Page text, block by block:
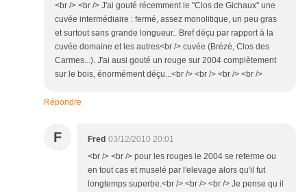
<br /> <br /> J'ai gouté récemment le "Clos de Gichaux" une
cuvée intermédiaire : fermé, assez monolitique, un peu gras
et surtout sans grande longueur.. Bref déçu par rapport à la
cuvée domaine et les autres<br /> cuvée (Brézé, Clos des
Carmes...). J'ai ausi gouté un rouge sur 2004 complètement
sur le bois, énormément déçu...<br /> <br /> <br /> <br />
Répondre
F Fred 03/12/2010 20:01
<br /> <br /> pour les rouges le 2004 se referme ou
en tout cas et muselé par l'elevage alors qu'il fut
longtemps superbe.<br /> <br /> <br /> Je pense qu il